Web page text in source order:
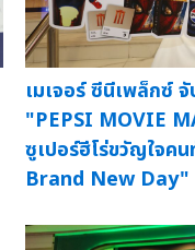
เมเจอร์ ซีนีเพล็กซ์
"PEPSI MOVIE
ซูเปอร์ฮีโร่ขวัญใจค
Brand New Day"